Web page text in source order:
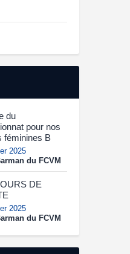
du
pour nos
féminines B
2025
du FCVM
DE
2025
du FCVM